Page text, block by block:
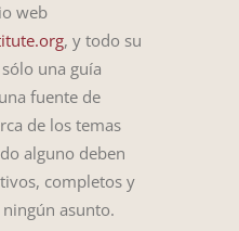
web
, y todo su
una guía
fuente de
de los temas
alguno deben
completos y
asunto.